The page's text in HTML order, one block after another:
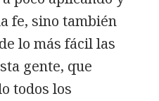
fe, sino también
lo más fácil las
gente, que
todos los